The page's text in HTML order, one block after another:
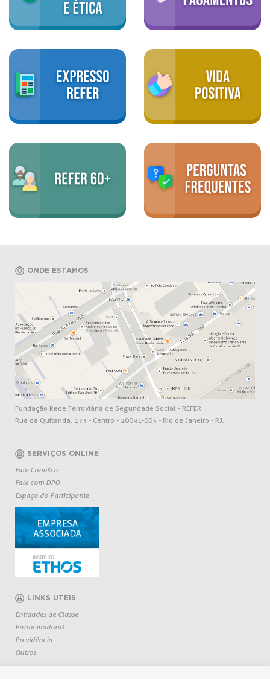
ONDE ESTAMOS
Fundação Rede Ferroviária de Seguridade Social - REFER
Rua da Quitanda, 173 - Centro - 20091-005 - Rio de Janeiro - RJ.
SERVIÇOS ONLINE
Fale Conosco
Fale com DPO
Espaço do Participante
LINKS UTEIS
Entidades de Classe
Patrocinadoras
Previdência
Outros